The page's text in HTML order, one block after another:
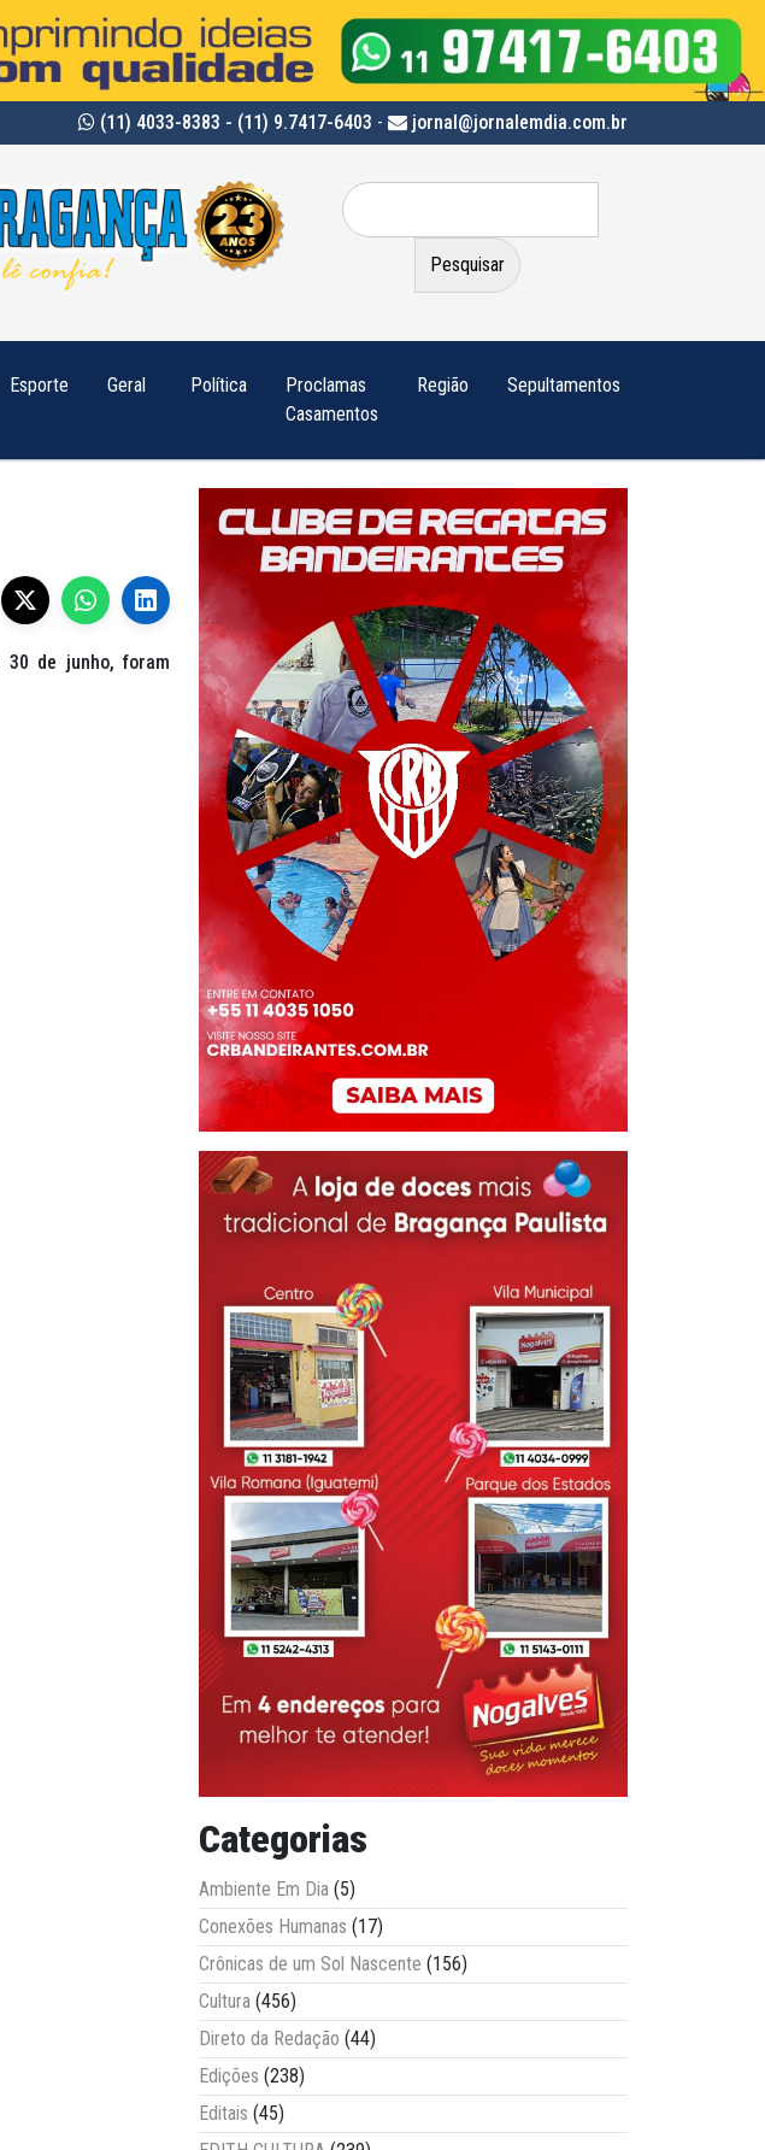
(11) 4033-8383 - (11) 9.7417-6403 - jornal@jornalemdia.com.br
Pesquisar
por:
Esporte Geral Política
Proclamas
Casamentos
Região Sepultamentos
30 de junho, foram
Categorias
Ambiente Em Dia (5)
Conexões Humanas (17)
Crônicas de um Sol Nascente (156)
Cultura (456)
Direto da Redação (44)
Edições (238)
Editais (45)